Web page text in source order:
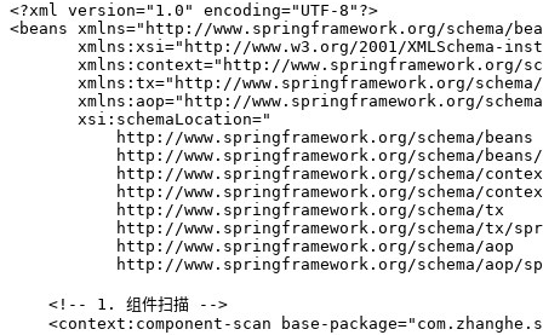
<?xml version="1.0" encoding="UTF-8" ?>
<beans xmlns="http://www.springframework.org/schema/
xmlns:xsi="http://www.w3.org/2001/XMLSchema-
xmlns:context="http://www.springframework.org/
xmlns:tx="http://www.springframework.org/
xmlns:aop="http://www.springframework.org/
xsi:schemaLocation="
           http://www.springframework.org/schema/beans
http://www.springframework.org/schema/
http://www.springframework.org/schema/
http://www.springframework.org/schema/
           http://www.springframework.org/schema/tx
http://www.springframework.org/schema/tx/
           http://www.springframework.org/schema/aop
http://www.springframework.org/schema/aop/
<!-- 1. 组件扫描 -->
<context:component-scan base-package=